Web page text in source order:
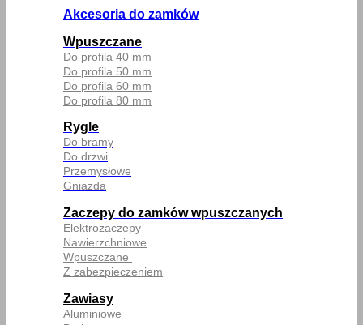
Akcesoria do zamków
Wpuszczane
Do profila 40 mm
Do profila 50 mm
Do profila 60 mm
Do profila 80 mm
Rygle
Do bramy
Do drzwi
Przemysłowe
Gniazda
Zaczepy do zamków wpuszczanych
Elektrozaczepy
Nawierzchniowe
Wpuszczane
Z zabezpieczeniem
Zawiasy
Aluminiowe